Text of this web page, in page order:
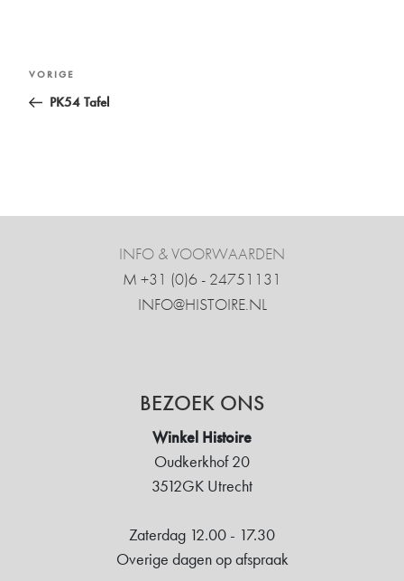
Bericht
navigatie
Vorig
bericht
VORIGE
PK54 Tafel
INFO & VOORWAARDEN
M +31 ‍(0)6 - 24751131
INFO@HISTOIRE.NL
BEZOEK ONS
Winkel Histoire
Oudkerkhof 20
3512GK Utrecht
Zaterdag 12.00 - 17.30
Overige dagen op afspraak